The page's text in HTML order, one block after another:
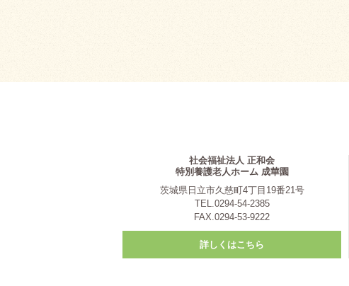
社会福祉法人 正和会
特別養護老人ホーム 成華園
茨城県日立市久慈町4丁目19番21号
TEL.0294-54-2385
FAX.0294-53-9222
詳しくはこちら